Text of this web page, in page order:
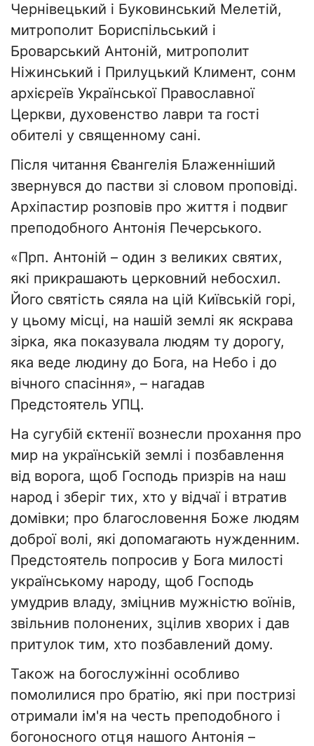
Чернівецький і Буковинський Мелетій,
митрополит Бориспільський і
Броварський Антоній, митрополит
Ніжинський і Прилуцький Климент, сонм
архієреїв Української Православної
Церкви, духовенство лаври та гості
обителі у священному сані.
Після читання Євангелія Блаженніший
звернувся до пастви зі словом проповіді.
Архіпастир розповів про життя і подвиг
преподобного Антонія Печерського.
«Прп. Антоній – один з великих святих,
які прикрашають церковний небосхил.
Його святість сяяла на цій Київській горі,
у цьому місці, на нашій землі як яскрава
зірка, яка показувала людям ту дорогу,
яка веде людину до Бога, на Небо і до
вічного спасіння», – нагадав
Предстоятель УПЦ.
На сугубій єктенії вознесли прохання про
мир на українській землі і позбавлення
від ворога, щоб Господь призрів на наш
народ і зберіг тих, хто у відчаї і втратив
домівки; про благословення Боже людям
доброї волі, які допомагають нужденним.
Предстоятель попросив у Бога милості
українському народу, щоб Господь
умудрив владу, зміцнив мужністю воїнів,
звільнив полонених, зцілив хворих і дав
притулок тим, хто позбавлений дому.
Також на богослужінні особливо
помолилися про братію, які при постризі
отримали ім'я на честь преподобного і
богоносного отця нашого Антонія –